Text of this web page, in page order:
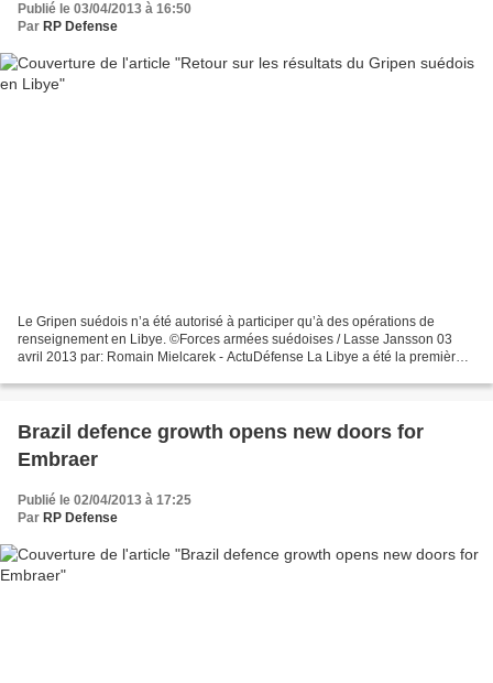
Publié le 03/04/2013 à 16:50
Par RP Defense
Le Gripen suédois n’a été autorisé à participer qu’à des opérations de
renseignement en Libye. ©Forces armées suédoises / Lasse Jansson 03
avril 2013 par: Romain Mielcarek - ActuDéfense La Libye a été la première
Brazil defence growth opens new doors for
Embraer
Publié le 02/04/2013 à 17:25
Par RP Defense